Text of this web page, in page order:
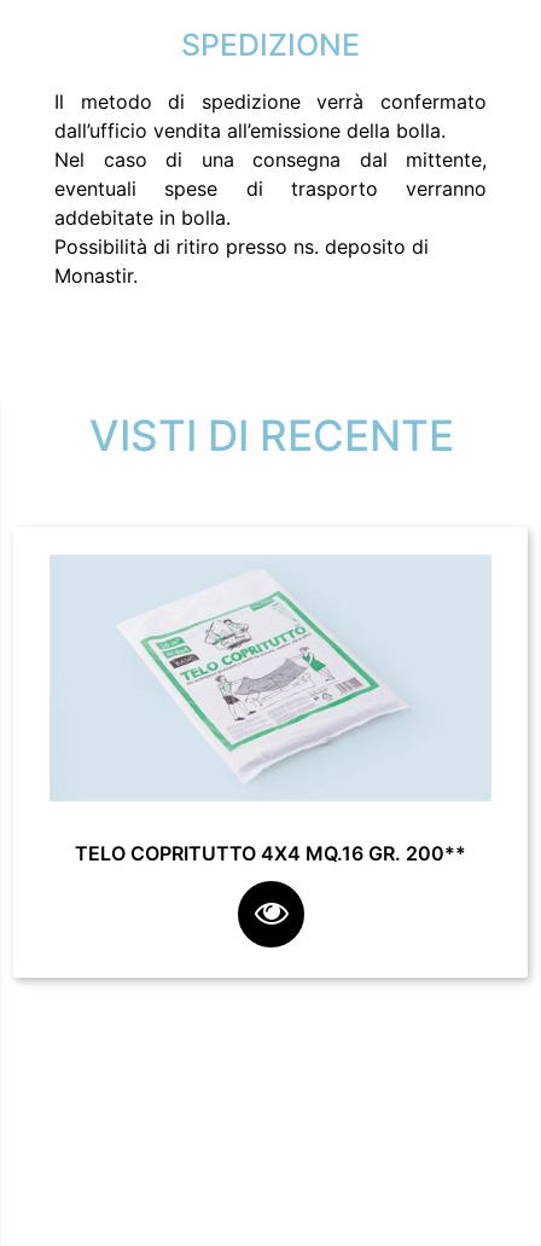
SPEDIZIONE
Il metodo di spedizione verrà confermato
dall’ufficio vendita all’emissione della bolla.
Nel caso di una consegna dal mittente,
eventuali spese di trasporto verranno
addebitate in bolla.
Possibilità di ritiro presso ns. deposito di
Monastir.
VISTI DI RECENTE
TELO COPRITUTTO 4X4 MQ.16 GR. 200**